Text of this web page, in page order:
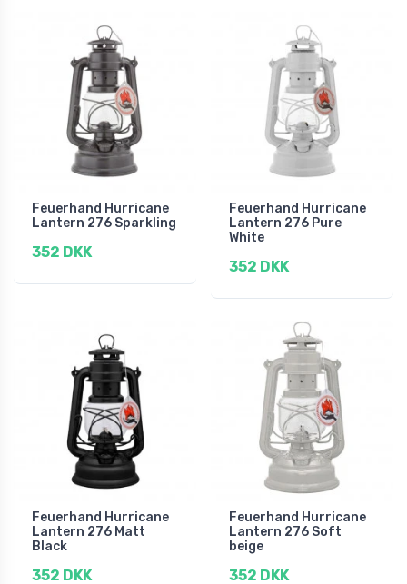
Feuerhand Hurricane
Lantern 276 Sparkling
352 DKK
Feuerhand Hurricane
Lantern 276 Pure
White
352 DKK
Feuerhand Hurricane
Lantern 276 Matt
Black
352 DKK
Feuerhand Hurricane
Lantern 276 Soft
beige
352 DKK